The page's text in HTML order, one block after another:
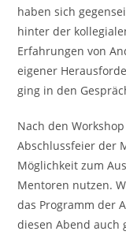
haben sich
hinter der
Erfahrungen von
eigener
ging in den
Nach den
Abschlussfeier der
Möglichkeit zum
Mentoren nutzen.
das Programm der
diesen Abend auch